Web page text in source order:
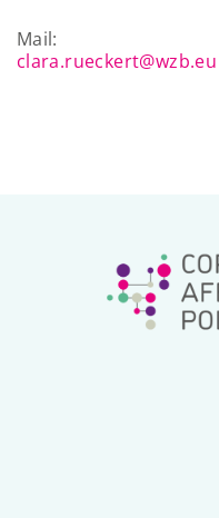
Mail:
clara.rueckert@wzb.eu